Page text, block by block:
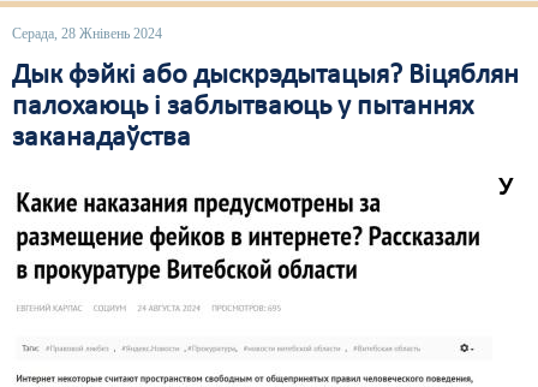
Серада, 28 Жнівень 2024
Дык фэйкі або дыскрэдытацыя? Віцяблян
палохаюць і заблытваюць у пытаннях
заканадаўства
У